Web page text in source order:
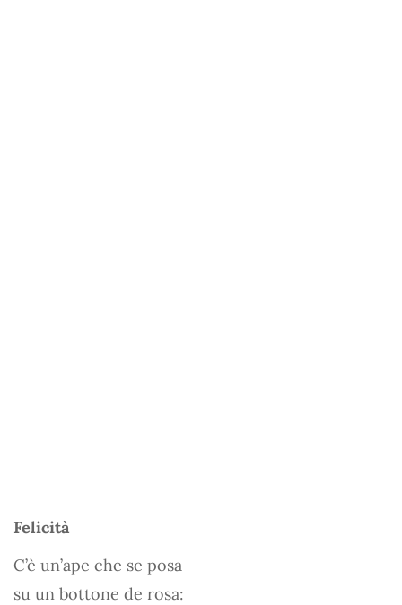
Felicità
C’è un’ape che se posa
su un bottone de rosa: